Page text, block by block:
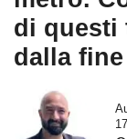
di questi
dalla fine